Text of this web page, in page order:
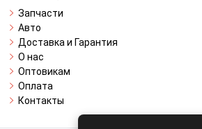
Запчасти
Авто
Доставка и Гарантия
О нас
Оптовикам
Оплата
Контакты